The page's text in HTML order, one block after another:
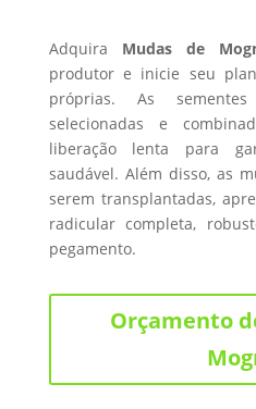
Adquira Mudas de
produtor e inicie seu
próprias. As
selecionadas e
liberação lenta para
saudável. Além disso, as
serem transplantadas,
radicular completa,
pegamento.
Orçamento